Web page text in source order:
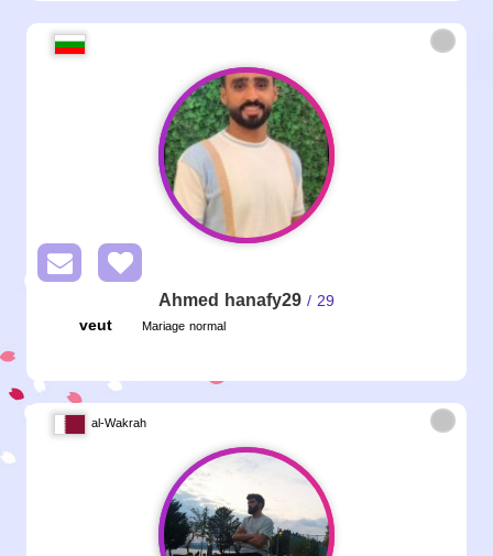
Ahmed hanafy29/ 29
veut
Mariage normal
al-Wakrah